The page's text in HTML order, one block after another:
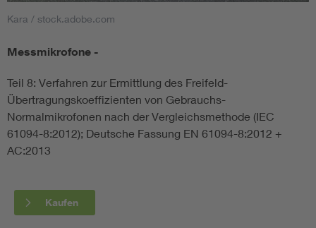
Blitzschutz: DIN EN 62305 in der Übersicht
Circular Economy für mehr Ressourceneffizienz
Kara / stock.adobe.com
Messmikrofone -
Teil 8: Verfahren zur Ermittlung des Freifeld-
Übertragungskoeffizienten von Gebrauchs-
Normalmikrofonen nach der Vergleichsmethode (IEC
61094-8:2012); Deutsche Fassung EN 61094-8:2012 +
AC:2013
Kaufen